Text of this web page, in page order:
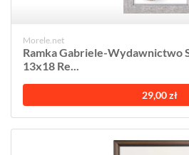
Morele.net
Ramka Gabriele-Wydawnictwo
13x18 Re...
29,00 zł